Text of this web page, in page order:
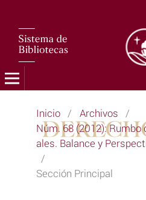
Inicio / Archivos /
Núm. 68 (2012):
ales. Balance y
/
Sección Principal